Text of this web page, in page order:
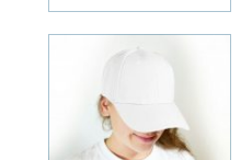
saknar ...